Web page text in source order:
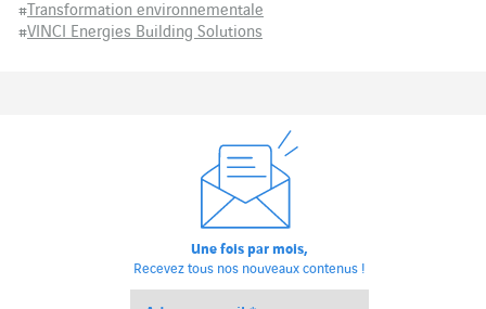
# Transformation environnementale
#VINCI Energies Building Solutions
Une fois par mois,
Recevez tous nos nouveaux contenus !